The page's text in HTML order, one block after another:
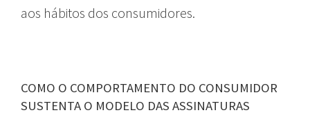
aos hábitos dos consumidores.
COMO O COMPORTAMENTO DO CONSUMIDOR
SUSTENTA O MODELO DAS ASSINATURAS